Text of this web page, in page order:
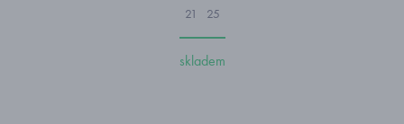
21 25
skladem